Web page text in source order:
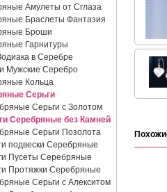
Амулеты от Сглаза
Браслеты Фантазия
Броши
Гарнитуры
в Серебре
Мужские Серебро
Кольца
Серьги
Серьги с Золотом
Серебряные без Камней
Серьги Позолота
подвески Серебряные
Пусеты Серебряные
Протяжки Серебряные
Серьги с Алекситом